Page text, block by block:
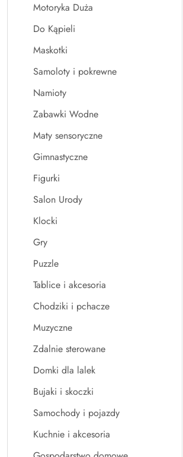
Motoryka Duża
Do Kąpieli
Maskotki
Samoloty i pokrewne
Namioty
Zabawki Wodne
Maty sensoryczne
Gimnastyczne
Figurki
Salon Urody
Klocki
Gry
Puzzle
Tablice i akcesoria
Chodziki i pchacze
Muzyczne
Zdalnie sterowane
Domki dla lalek
Bujaki i skoczki
Samochody i pojazdy
Kuchnie i akcesoria